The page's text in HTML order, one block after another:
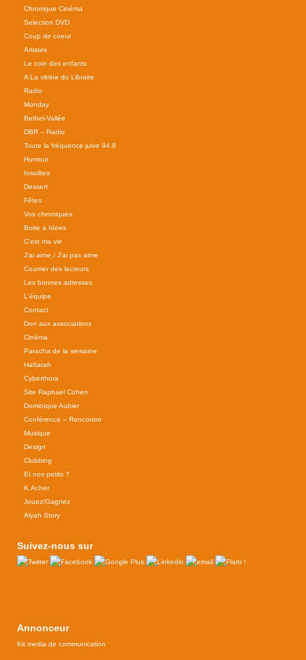
Chronique Cinéma
Selection DVD
Coup de coeur
Artistes
Le coin des enfants
A La vitrine du Libraire
Radio
Monday
Bethel-Vallée
DBR – Radio
Toute la fréquence juive 94.8
Humour
Insolites
Dessert
Fêtes
Vos chroniques
Boite a Idees
C'est ma vie
J'ai aime / J'ai pas aime
Courrier des lecteurs
Les bonnes adresses
L'équipe
Contact
Don aux associations
Cinéma
Paracha de la semaine
Haftarah
Cyberthora
Site Raphael Cohen
Dominique Aubier
Conférence – Rencontre
Musique
Design
Clubbing
Et nos petits ?
K.Acher
Jouez/Gagnez
Alyah Story
Suivez-nous sur
Annonceur
Kit media de communication